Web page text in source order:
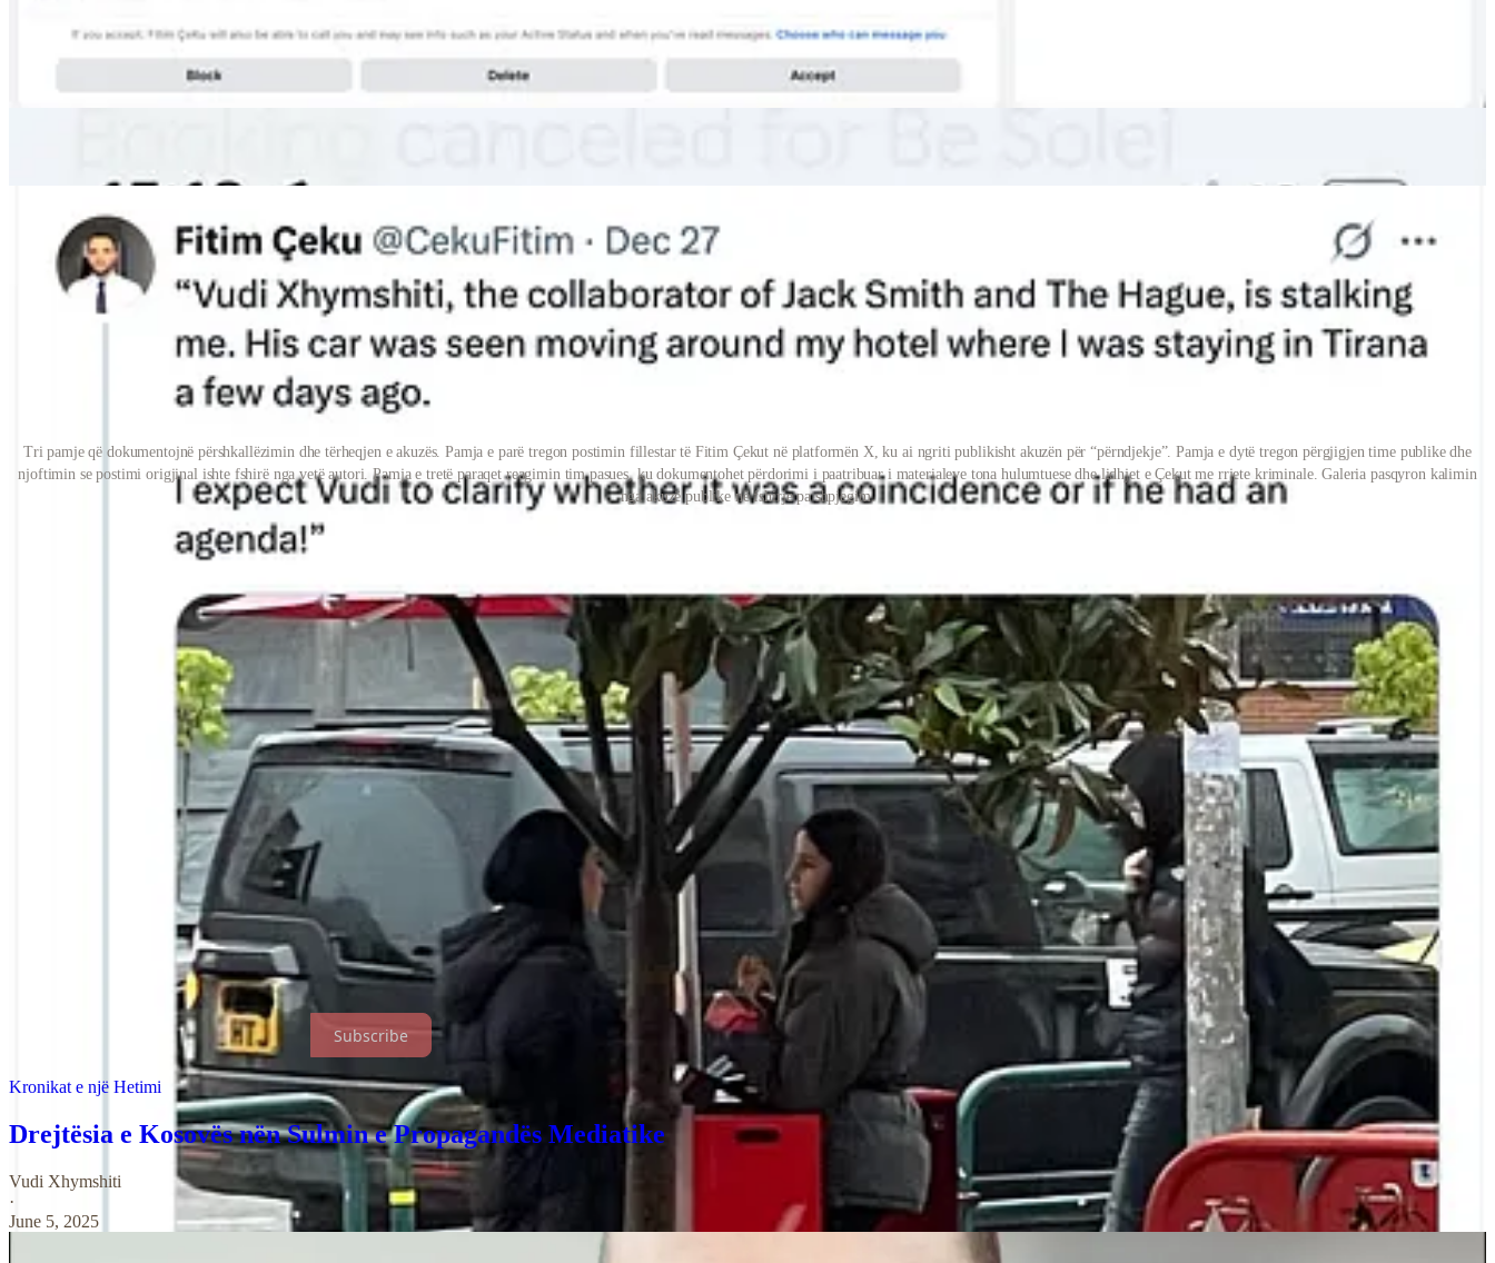
Tri pamje që dokumentojnë përshkallëzimin dhe tërheqjen e akuzës. Pamja e parë tregon postimin fillestar të Fitim Çekut në platformën X, ku ai ngriti publikisht akuzën për “përndjekje”. Pamja e dytë tregon përgjigjen time publike dhe
njoftimin se postimi origjinal ishte fshirë nga vetë autori. Pamja e tretë paraqet reagimin tim pasues, ku dokumentohet përdorimi i paatribuar i materialeve tona hulumtuese dhe lidhjet e Çekut me rrjete kriminale. Galeria pasqyron kalimin
nga akuzë publike në fshirje pa shpjegim.
Ky kalim nga një kërkesë private në një fushatë publike brenda minutash është thelbësor për ta kuptuar çfarë ndodhi dhe pse. Mesazhi privat i 26 dhjetorit ndërtonte një kornizë ku unë duhej të jepja shpjegim dhe
ku bashkëngjitjet krijonin një histori të gatshme. Postimi publik i 27 dhjetorit e ktheu të njëjtën kornizë në presion ndaj reputacionit tim, duke i shtuar akuza të reja dhe lidhje politike, përfshirë pretendimin se unë
rreziku, me fjalë që ngjallin frikë dhe polarizim, si “i përndjekur,” “i vëzhguar në mënyrë të paligjshme,” “komplot,” dhe “direktiva.”
Pjesa tjetër e rëndësishme është roli që Çeku luan brenda një ekosistemi më të gjerë ndikimi. Në materialet tona të mëparshme ai shfaqet si figurë e angazhuar në mbrojtje dhe promovim politik të Grenell, dhe si
zë që përdor pretendime të mëdha, simbolikë dhe insinuata për të formësuar perceptimin. Në këtë logjikë ai nuk sillet si gazetar që mbledh prova dhe kërkon sqarim me standarde verifikimi, por si operator politik
që prodhon një narrativë, e shpërndan shpejt atë në emër të gazetarisë, dhe e përdor si instrument presioni. Kur një operator i tillë e lidh një gazetar me “shërbime serbe” dhe me “komplote” pa prova të paraqitura
publikisht, qëllimi nuk është informimi i publikut. Qëllimi është krijimi i dyshimit dhe rritja e kostos për gazetarin, duke e detyruar atë të merret me një akuzë që është dizajnuar të jetë e vështirë për t’u shuar.
Për këtë arsye, redaksia jonë e trajtonFitim Çekunsi operator politik brenda një rrjeti ndikimi ku qarkullojnë rrjete kriminale, emra dhe aktorë të njohur për afërsi me ndërhyrje politike dhe përpjekje për ta
delegjitimuar raportimin kritik, përfshirë Halit Sahitaj, Milaim Zeka dhe Richard Grenell, si pjesë e një modeli më të gjerë përmbysës kundër së vërtetës. Ky është një vlerësim redaksional mbi sjelljen e
dokumentuar në komunikim dhe në publikime, jo një përfundim gjyqësor. Ajo që mund të thuhet me siguri nga materiali i disponueshëm është se ai ndërtoi dhe publikoi një akuzë për “përndjekje” dhe “vëzhdim”
mbi bazën e një fotografie dhe një pretendimi për rezervim hoteli, dhe pastaj e lidhi atë akuzë me një narrativë politike që synon të më paraqesë si instrument i forcave armiqësore.
Rendi i ngjarjeve dhe gjuha e përdorur duhen lexuar si një teknikë e njohur e presionit, e përshkruar gjerësisht nga autorë ndërkombëtarë që kanë analizuar propagandën dhe luftën psikologjike ruse. Hannah
Arendt paralajmëronte se metoda më e rrezikshme nuk është bindja, por krijimi i një mjegulle ku e vërteta dhe gënjeshtra barazohen, ndërsa Timothy Snyder shpjegon se përmbysja e fajit synon ta kthejë viktimën
në agresor dhe pyetjen në krim.
Pikërisht kjo ndodhi këtu: një insinuatë private u shndërrua në akuzë publike, fotografia u kthye në “provë”, dhe gazetari u paraqit si kërcënim. Qëllimi i kësaj taktike nuk është verifikimi, por frikësimi dhe
disiplinimi i pyetjes, duke zhvendosur vëmendjen nga faktet te dyshimi i rremë. Kjo është arsyeja pse këto veprime duhen kuptuar jo si debat publik, por si aplikim i një modeli presioni të njohur, të dokumentuar
dhe të dëmshëm për të vërtetën.
KRONIKAT E BARUTIT është një publikim i mbështetur nga lexuesit. Për të marrë njoftime me email mbi postimet tona të ardhshme, abonuhu me ose pa pagesë për të përkrahur punën tonë.
Subscribe
Kronikat e një Hetimi
Drejtësia e Kosovës nën Sulmin e Propagandës Mediatike
Vudi Xhymshiti
·
June 5, 2025